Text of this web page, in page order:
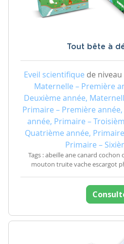
Tout bête à
Eveil scientifique de niveau
Maternelle – Première
Deuxième année,
Primaire – Première
année, Primaire –
Quatrième année,
Primaire –
Tags : abeille ane canard
mouton truite vache escargot